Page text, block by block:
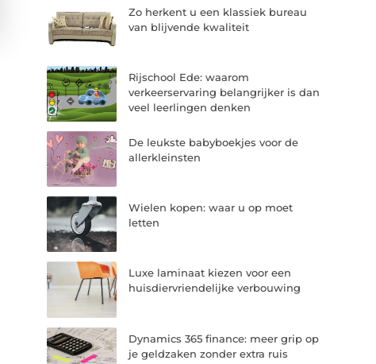
Zo herkent u een klassiek bureau
van blijvende kwaliteit
Rijschool Ede: waarom
verkeerservaring belangrijker is dan
veel leerlingen denken
De leukste babyboekjes voor de
allerkleinsten
Wielen kopen: waar u op moet
letten
Luxe laminaat kiezen voor een
huisdiervriendelijke verbouwing
Dynamics 365 finance: meer grip op
je geldzaken zonder extra ruis